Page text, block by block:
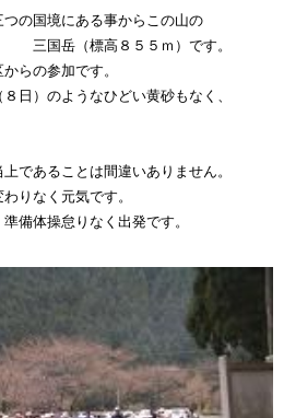
の国境にある事からこの山の
三国岳（標高８５５ｍ）です。
らの参加です。
日）のようなひどい黄砂もなく、
であることは間違いありません。
りなく元気です。
備体操怠りなく出発です。